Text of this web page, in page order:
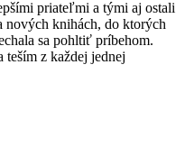
priateľmi a tými aj ostali
nových knihách, do ktorých
sa pohltiť príbehom.
z každej jednej